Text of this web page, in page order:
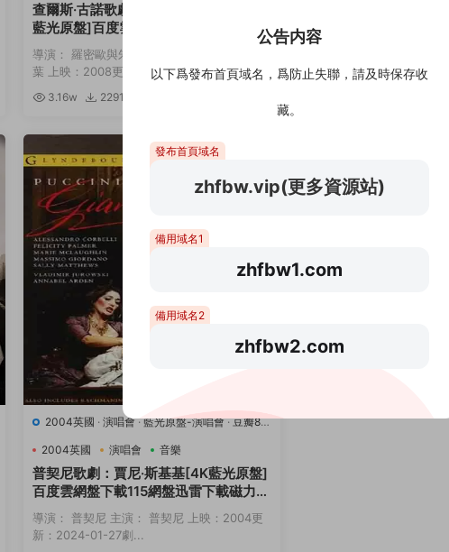
查爾斯·古諾歌劇：羅密歐與朱麗葉[4K
藍光原盤]百度雲網盤下載115網盤迅雷
下載磁力鏈接
導演： 羅密歐與朱麗葉 主演： 羅密歐與朱麗
葉 上映：2008更...
3.16w 2291
歡樂合唱團：3D演唱
度雲網盤下載115網盤
導演： Kevin
斯 迪安娜·阿格隆&...
2004英國 · 演唱會·藍光原盤-演唱會·豆瓣8.2
2004英國
演唱會 音樂
普契尼歌劇：賈尼·斯基基[4K藍光原盤]
百度雲網盤下載115網盤迅雷下載磁力鏈
接
導演： 普契尼 主演： 普契尼 上映：2004更
新：2024-01-27劇...
公告内容
以下爲發布首頁域名，爲防止失聯，請及時保存收
藏。
發布首頁域名
zhfbw.vip(更多資源站)
備用域名1
zhfbw1.com
備用域名2
zhfbw2.com